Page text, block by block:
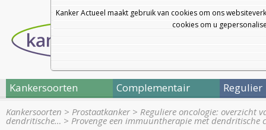
Kanker Actueel maakt gebruik van cookies om ons
cookies om u
Kankersoorten Complementair Regulier
Kankersoorten > Prostaatkanker> Reguliere oncologie: overzicht
dendritische… > Provenge een immuuntherapie met dendritische